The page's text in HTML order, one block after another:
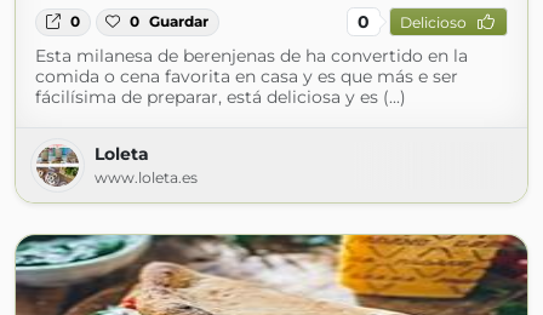
0 0 Guardar 0 Delicioso
Esta milanesa de berenjenas de ha convertido en la
comida o cena favorita en casa y es que más e ser
fácilísima de preparar, está deliciosa y es (...)
Loleta
www.loleta.es